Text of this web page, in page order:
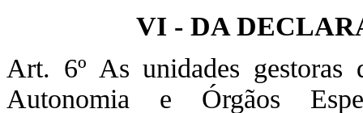
VI - DA
Art. 6º As unidades gestoras
Autonomia e Órgãos